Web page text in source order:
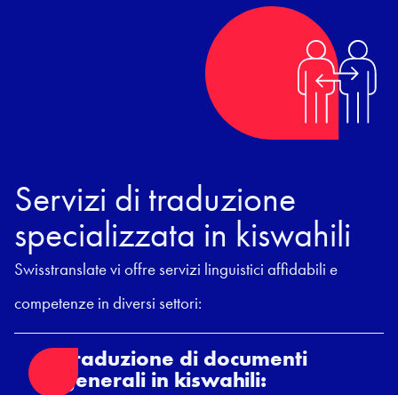
Servizi di traduzione
specializzata in kiswahili
Swisstranslate vi offre servizi linguistici affidabili e
competenze in diversi settori:
Traduzione di documenti
generali in kiswahili: